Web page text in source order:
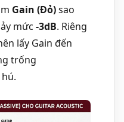
Gain (Đỏ)sao
mức -3dB. Riêng
lấy Gain đến
trống